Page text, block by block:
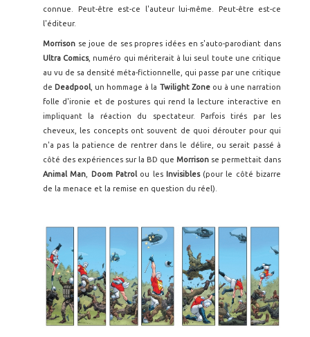
connue. Peut-être est-ce l'auteur lui-même. Peut-être est-ce
l'éditeur.
Morrison se joue de ses propres idées en s'auto-parodiant dans
Ultra Comics, numéro qui mériterait à lui seul toute une critique
au vu de sa densité méta-fictionnelle, qui passe par une critique
de Deadpool , un hommage à la Twilight Zoneou à une narration
folle d'ironie et de postures qui rend la lecture interactive en
impliquant la réaction du spectateur. Parfois tirés par les
cheveux, les concepts ont souvent de quoi dérouter pour qui
n'a pas la patience de rentrer dans le délire, ou serait passé à
côté des expériences sur la BD que Morrison se permettait dans
Animal Man
Doom Patrolou les Invisibles(pour le côté bizarre
de la menace et la remise en question du réel).